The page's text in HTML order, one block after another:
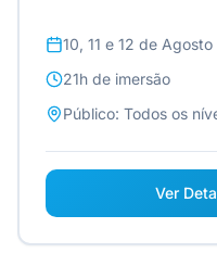
10, 11 e 12 de Agosto
21h de imersão
Público: Todos os
Ver